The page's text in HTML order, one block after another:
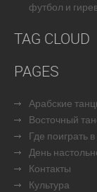
футбол и
TAG CLOUD
PAGES
Арабские
Восточный
Где поиграть
День
Контакты
Культура